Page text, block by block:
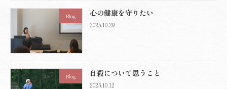
Blog 心の健康を守りたい
2025.10.29
Blog 自殺について思うこと
2025.10.12